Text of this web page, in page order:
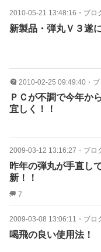
2010-05-21 13:48:16 ・ ブロ
新製品・弾丸Ｖ３遂
2010-02-25 09:49:40 ・
ＰＣが不調で今年か
宜しく！！
2009-03-12 13:16:27 ・ ブロ
昨年の弾丸が手直し
新！！
7
2009-03-08 13:06:11 ・ ブロ
喝飛の良い使用法！